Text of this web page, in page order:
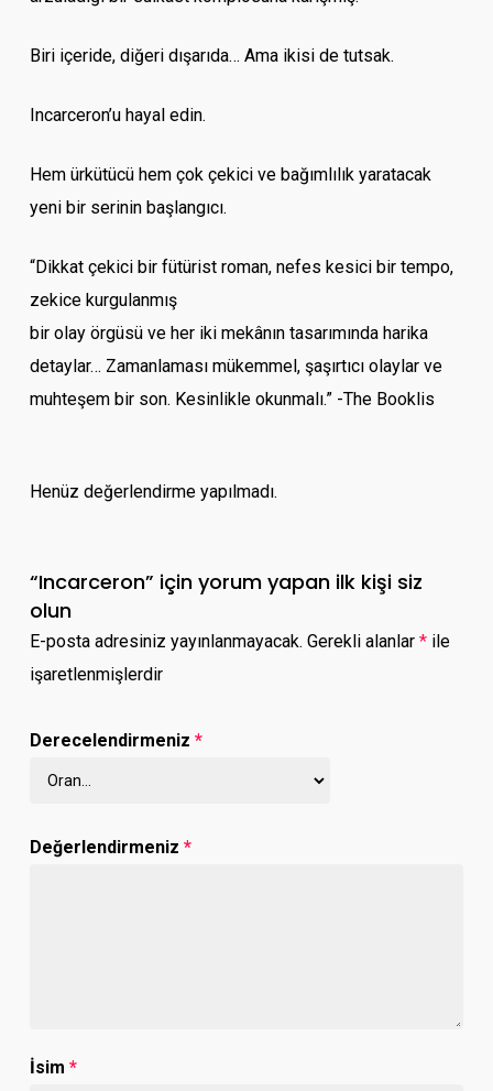
Biri içeride, diğeri dışarıda… Ama ikisi de tutsak.
Incarceron’u hayal edin.
Hem ürkütücü hem çok çekici ve bağımlılık yaratacak
yeni bir serinin başlangıcı.
“Dikkat çekici bir fütürist roman, nefes kesici bir tempo,
zekice kurgulanmış
bir olay örgüsü ve her iki mekânın tasarımında harika
detaylar… Zamanlaması mükemmel, şaşırtıcı olaylar ve
muhteşem bir son. Kesinlikle okunmalı.” -The Booklis
Henüz değerlendirme yapılmadı.
“Incarceron” için yorum yapan ilk kişi siz
olun
E-posta adresiniz yayınlanmayacak. Gerekli alanlar *ile
işaretlenmişlerdir
Derecelendirmeniz *
Değerlendirmeniz *
İsim *